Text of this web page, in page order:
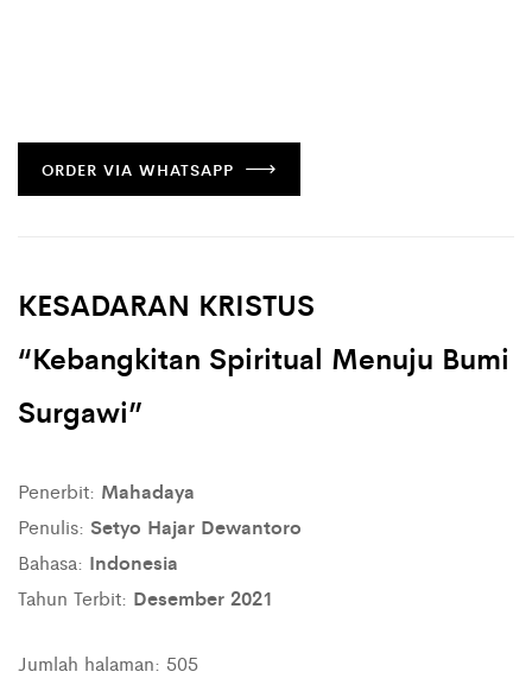
ORDER VIA WHATSAPP
KESADARAN KRISTUS
“Kebangkitan Spiritual Menuju Bumi
Surgawi”
Penerbit: Mahadaya
Penulis: Setyo Hajar Dewantoro
Bahasa: Indonesia
Tahun Terbit: Desember 2021
Jumlah halaman: 505